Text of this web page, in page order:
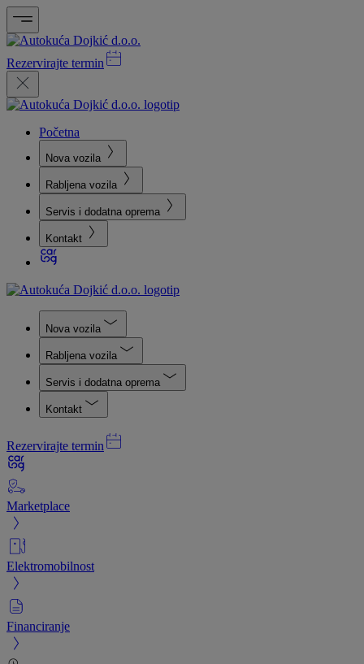
Rezervirajte termin
Početna
Nova vozila
Rabljena vozila
Servis i dodatna oprema
Kontakt
Nova vozila
Rabljena vozila
Servis i dodatna oprema
Kontakt
Rezervirajte termin
Marketplace
Elektromobilnost
Financiranje